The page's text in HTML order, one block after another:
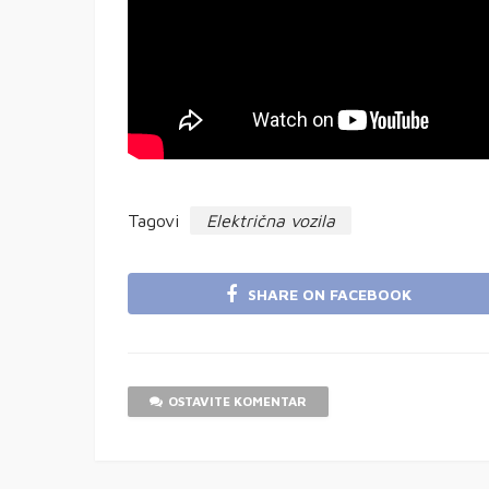
Tagovi Električna vozila
SHARE ON FACEBOOK
OSTAVITE KOMENTAR